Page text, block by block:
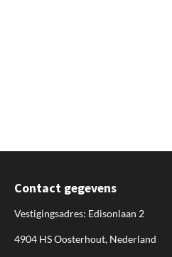
Contact gegevens
Vestigingsadres: Edisonlaan 2
4904 HS Oosterhout, Nederland